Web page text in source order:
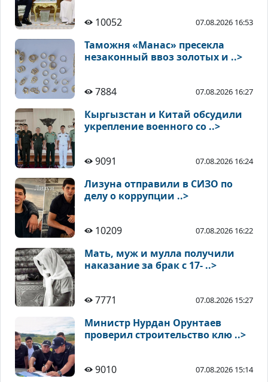
10052 07.08.2026 16:53
Таможня «Манас» пресекла
незаконный ввоз золотых и ..>
7884 07.08.2026 16:27
Кыргызстан и Китай обсудили
укрепление военного со ..>
9091 07.08.2026 16:24
Лизуна отправили в СИЗО по
делу о коррупции ..>
10209 07.08.2026 16:22
Мать, муж и мулла получили
наказание за брак с 17- ..>
7771 07.08.2026 15:27
Министр Нурдан Орунтаев
проверил строительство клю ..>
9010 07.08.2026 15:14